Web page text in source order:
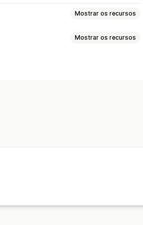
Mostrar os recursos
Mostrar os recursos